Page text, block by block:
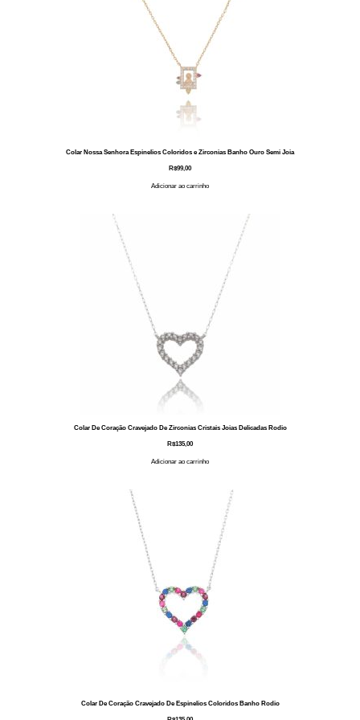
Colar Nossa Senhora Espinelios Coloridos e Zirconias Banho Ouro Semi Joia
R$99,00
Adicionar ao carrinho
Colar De Coração Cravejado De Zirconias Cristais Joias Delicadas Rodio
R$135,00
Adicionar ao carrinho
Colar De Coração Cravejado De Espinelios Coloridos Banho Rodio